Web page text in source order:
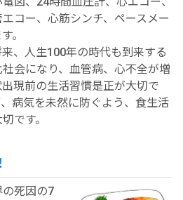
コー、心筋シンチ、ペースメー
。
、人生100年の時代も到来する
会になり、血管病、心不全が増
現前の生活習慣是正が大切で
病気を未然に防ぐよう、食生活
です。
死因の7